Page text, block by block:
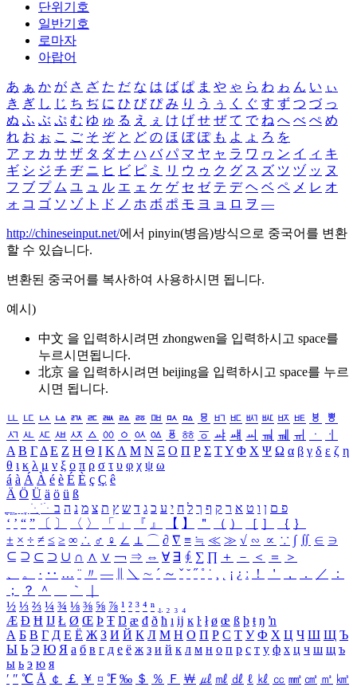
단위기호
일반기호
로마자
아랍어
あ ぁ か が さ ざ た だ な は ば ぱ ま や ゃ ら わ ゎ ん い ぃ
き ぎ し じ ち ぢ に ひ び ぴ み り う ぅ く ぐ す ず つ づ っ
ぬ ふ ぶ ぷ む ゆ ゅ る え ぇ け げ せ ぜ て で ね へ べ ぺ め
れ お ぉ こ ご そ ぞ と ど の ほ ぼ ぽ も よ ょ ろ を
ア ァ カ サ ザ タ ダ ナ ハ バ パ マ ヤ ャ ラ ワ ヮ ン イ ィ キ
ギ シ ジ チ ヂ ニ ヒ ビ ピ ミ リ ウ ゥ ク グ ス ズ ツ ヅ ッ ヌ
フ ブ プ ム ユ ュ ル エ ェ ケ ゲ セ ゼ テ デ ヘ ベ ペ メ レ オ
ォ コ ゴ ソ ゾ ト ド ノ ホ ボ ポ モ ヨ ョ ロ ヲ ―
http://chineseinput.net/에서 pinyin(병음)방식으로 중국어를 변환
할 수 있습니다.
변환된 중국어를 복사하여 사용하시면 됩니다.
예시)
中文 을 입력하시려면 zhongwen을 입력하시고 space를
누르시면됩니다.
北京 을 입력하시려면 beijing을 입력하시고 space를 누르
시면 됩니다.
ㅥ ㅦ ㅧ ㅨ ㅩ ㅪ ㅫ ㅬ ㅭ ㅮ ㅯ ㅰ ㅱ ㅲ ㅳ ㅴ ㅵ ㅶ ㅷ ㅸ
ㅹ
ㅺ ㅻ ㅼ ㅽ ㅾ ㅿ ㆀ ㆁ ㆂ ㆃ ㆄ ㆅ ㆆ ㆇ ㆈ ㆉ ㆊ ㆋ ㆌ ㆍ
ㆎ
Α Β ΓΔ Ε Ζ Η Θ Ι ΚΛ Μ Ν Ξ Ο Π Ρ Σ ΤΥ Φ Χ Ψ Ω α β γ δ ε ζ η
θ ι κ λ μ ν ξ ο π ρ σ τ υ φ χ ψ ω
á à Á À é è É È ç Ç ê
Ä Ö Ü ä ö ü ß
ִֶֹ ֻּ ׁׂ פ ם ן ו ט א ר ק ף ך ל ח י ע כ ג ד ש ץ ת צ מ נ ה ב
‘ ’ “ ” 〔 〕 〈 〉 「 」 『 』 【 】 ＂ （ ） ［ ］ ｛ ｝
± × ÷ ≠ ≤ ≥ ∞ ∴ ♂ ♀ ∠ ⊥ ⌒ ∂ ∇ ≡ ≒ ≪ ≫ √ ∽ ∝ ∵ ∫ ∬ ∈ ∋
⊆ ⊇ ⊂ ⊃ ∪ ∩ ∧ ∨ ￢ ⇒ ⇔ ∀ ∃ ∮ ∑ ∏ ＋ － ＜ ＝
＞
、
。 · ‥ … ¨ 〃 ― ＼ ∼ ´ ～ ˇ ˘ ˝ ˚ ˙ ¸ ¡ ¿ ː ！ ＇ ， ． ／
：
；
？ ＾ ｀
½ ⅓ ⅔ ¼ ¾ ⅛ ⅜ ⅝ ⅞ ¹ ² ³ ⁴ ⁿ ₁ ₂ ₃ ₄
Æ Ð Ħ Ĳ Ł Ø Œ Þ Ŧ Ŋ æ đ ð ħ ı ĳ ĸ ŀ ł ø œ ß þ ŧ ŋ ŉ
А Б В Г Д Е Ё Ж З И Й К Л М Н О П Р С Т У Ф Х Ц Ч Ш Щ Ъ
Ы Ь Э Ю Я а б в г д е ё ж з и й к л м н о п р с т у ф х ц ч ш щ ъ
ы ь э ю я
′ ″ ℃ Å ￠ ￡ ￥ ¤ ℉ ‰ ＄ ％ Ｆ ￦ ㎕ ㎖ ㎗ ℓ ㎘ ㏄ ㎣ ㎤ ㎥ ㎦